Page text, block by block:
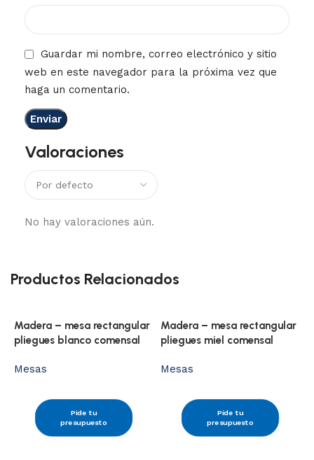
Valoraciones
No hay valoraciones aún.
Guardar mi nombre, correo electrónico y sitio
web en este navegador para la próxima vez que
haga un comentario.
Productos Relacionados
Madera – mesa rectangular
pliegues blanco comensal
Mesas
Pide tu
presupuesto
Madera – mesa rectangular
pliegues miel comensal
Mesas
Pide tu
presupuesto